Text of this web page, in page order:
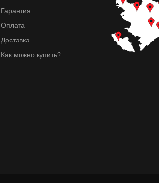
Гарантия
Оплата
Доставка
Как можно купить?